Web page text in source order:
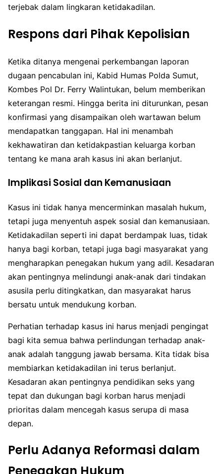
terjebak dalam lingkaran ketidakadilan.
Respons dari Pihak Kepolisian
Ketika ditanya mengenai perkembangan laporan
dugaan pencabulan ini, Kabid Humas Polda Sumut,
Kombes Pol Dr. Ferry Walintukan, belum memberikan
keterangan resmi. Hingga berita ini diturunkan, pesan
konfirmasi yang disampaikan oleh wartawan belum
mendapatkan tanggapan. Hal ini menambah
kekhawatiran dan ketidakpastian keluarga korban
tentang ke mana arah kasus ini akan berlanjut.
Implikasi Sosial dan Kemanusiaan
Kasus ini tidak hanya mencerminkan masalah hukum,
tetapi juga menyentuh aspek sosial dan kemanusiaan.
Ketidakadilan seperti ini dapat berdampak luas, tidak
hanya bagi korban, tetapi juga bagi masyarakat yang
mengharapkan penegakan hukum yang adil. Kesadaran
akan pentingnya melindungi anak-anak dari tindakan
asusila perlu ditingkatkan, dan masyarakat harus
bersatu untuk mendukung korban.
Perhatian terhadap kasus ini harus menjadi pengingat
bagi kita semua bahwa perlindungan terhadap anak-
anak adalah tanggung jawab bersama. Kita tidak bisa
membiarkan ketidakadilan ini terus berlanjut.
Kesadaran akan pentingnya pendidikan seks yang
tepat dan dukungan bagi korban harus menjadi
prioritas dalam mencegah kasus serupa di masa
depan.
Perlu Adanya Reformasi dalam